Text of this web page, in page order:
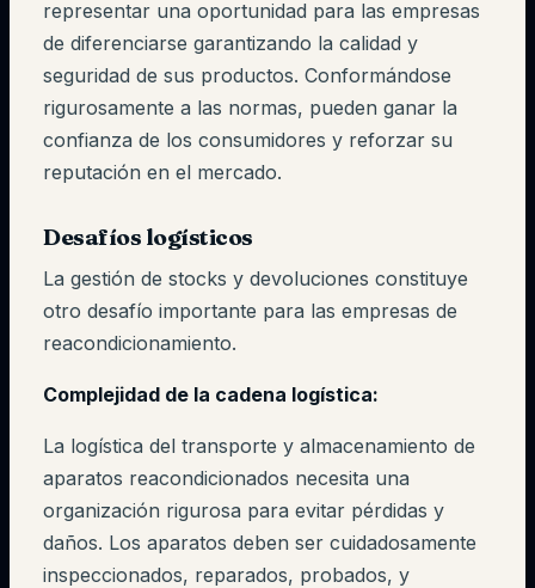
representar una oportunidad para las empresas
de diferenciarse garantizando la calidad y
seguridad de sus productos. Conformándose
rigurosamente a las normas, pueden ganar la
confianza de los consumidores y reforzar su
reputación en el mercado.
Desafíos logísticos
La gestión de stocks y devoluciones constituye
otro desafío importante para las empresas de
reacondicionamiento.
Complejidad de la cadena logística:
La logística del transporte y almacenamiento de
aparatos reacondicionados necesita una
organización rigurosa para evitar pérdidas y
daños. Los aparatos deben ser cuidadosamente
inspeccionados, reparados, probados, y